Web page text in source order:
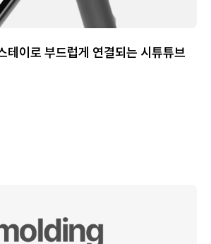
테이로 부드럽게 연결되는 시튜튜브